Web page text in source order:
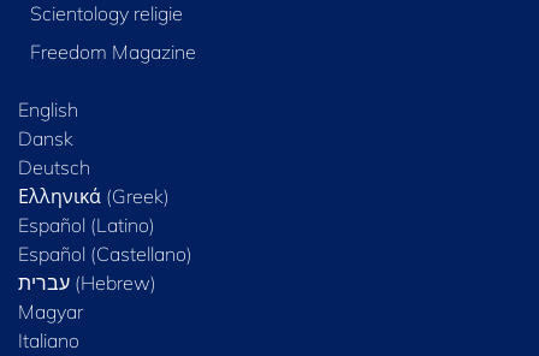
Scientology religie
Freedom Magazine
English
Dansk
Deutsch
Ελληνικά (Greek)
Español (Latino)
Español (Castellano)
Magyar
Italiano